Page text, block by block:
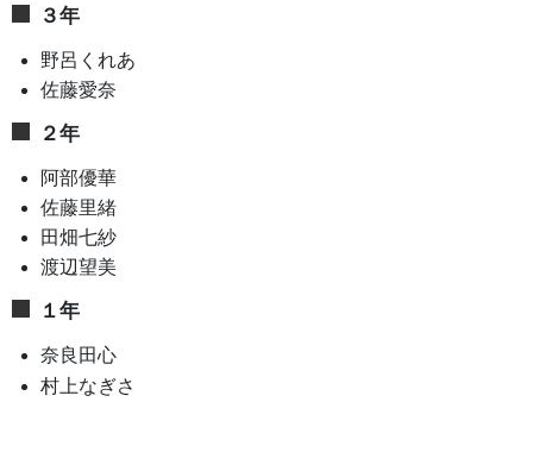
３年
野呂くれあ
佐藤愛奈
２年
阿部優華
佐藤里緒
田畑七紗
渡辺望美
１年
奈良田心
村上なぎさ